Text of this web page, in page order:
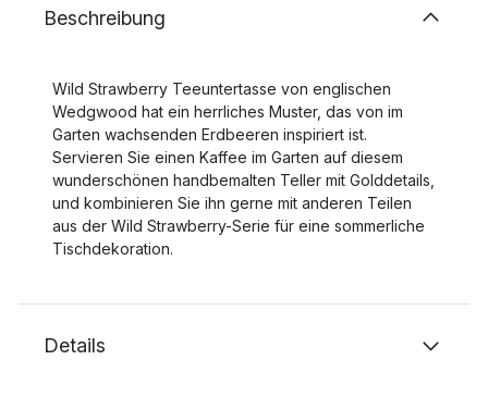
Beschreibung
Wild Strawberry Teeuntertasse von englischen
Wedgwood hat ein herrliches Muster, das von im
Garten wachsenden Erdbeeren inspiriert ist.
Servieren Sie einen Kaffee im Garten auf diesem
wunderschönen handbemalten Teller mit Golddetails,
und kombinieren Sie ihn gerne mit anderen Teilen
aus der Wild Strawberry-Serie für eine sommerliche
Tischdekoration.
Details